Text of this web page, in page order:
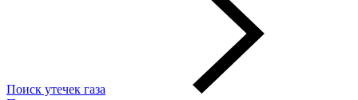
Поиск утечек газа